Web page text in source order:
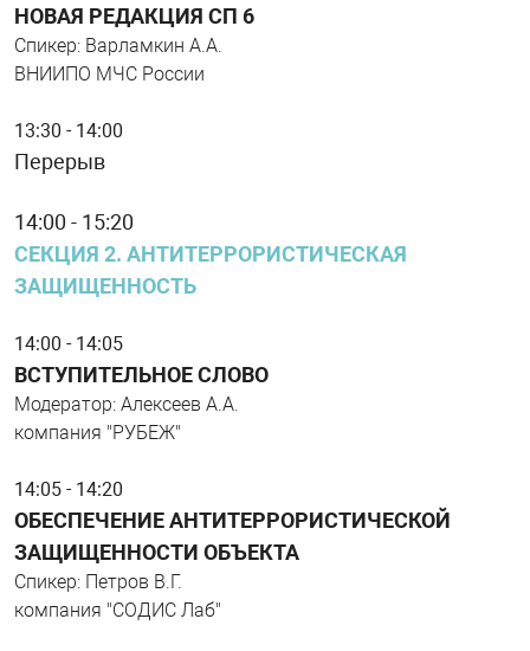
НОВАЯ РЕДАКЦИЯ СП 6
Спикер: Варламкин А.А.
ВНИИПО МЧС России
13:30 - 14:00
Перерыв
14:00 - 15:20
СЕКЦИЯ 2. АНТИТЕРРОРИСТИЧЕСКАЯ
ЗАЩИЩЕННОСТЬ
14:00 - 14:05
ВСТУПИТЕЛЬНОЕ СЛОВО
Модератор: Алексеев А.А.
компания "РУБЕЖ"
14:05 - 14:20
ОБЕСПЕЧЕНИЕ АНТИТЕРРОРИСТИЧЕСКОЙ
ЗАЩИЩЕННОСТИ ОБЪЕКТА
Спикер: Петров В.Г.
компания "СОДИС Лаб"